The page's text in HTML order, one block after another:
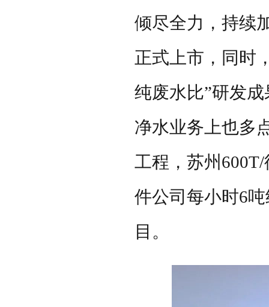
倾尽全力，持续
正式上市，同时
纯废水比”研发
净水业务上也多
工程，苏州 600T/
件公司每小时6
目。